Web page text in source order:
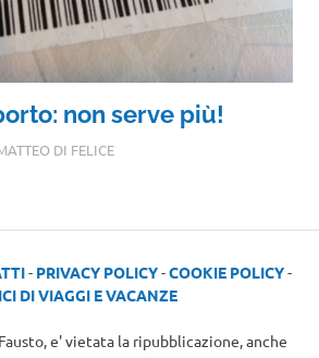
non serve più!
DI FELICE
- PRIVACY POLICY-COOKIE POLICY-
DI VIAGGI E VACANZE
e' vietata la ripubblicazione, anche